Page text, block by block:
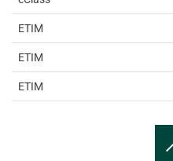
ETIM
ETIM
ETIM